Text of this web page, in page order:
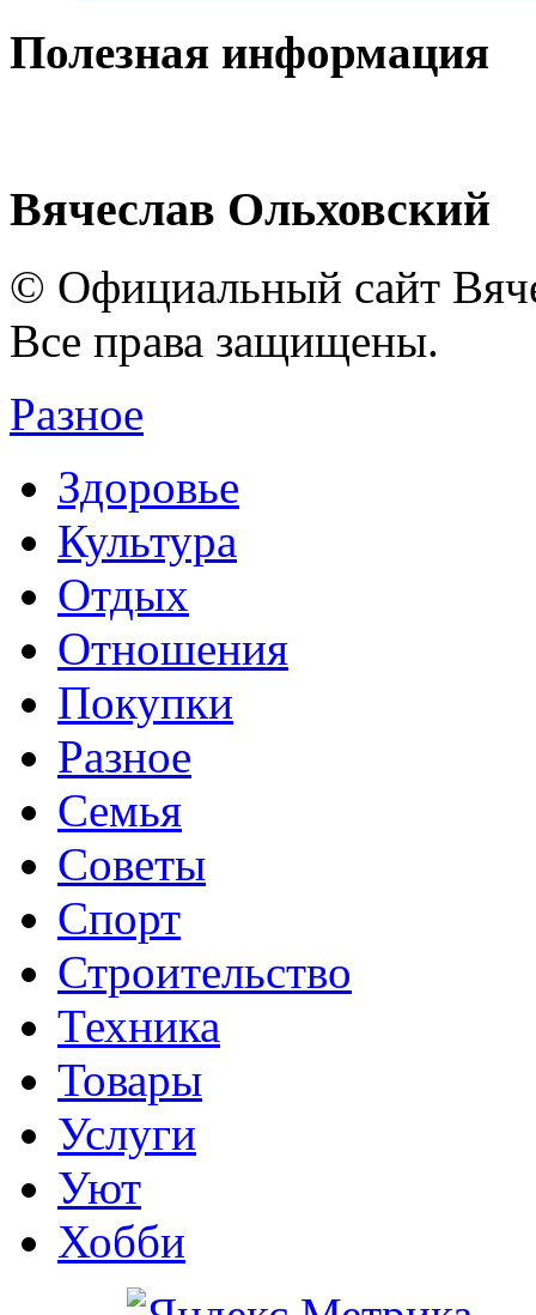
Полезная информация
Вячеслав Ольховский
© Официальный сайт
Все права защищены.
Разное
Здоровье
Культура
Отдых
Отношения
Покупки
Разное
Семья
Советы
Спорт
Строительство
Техника
Товары
Услуги
Уют
Хобби